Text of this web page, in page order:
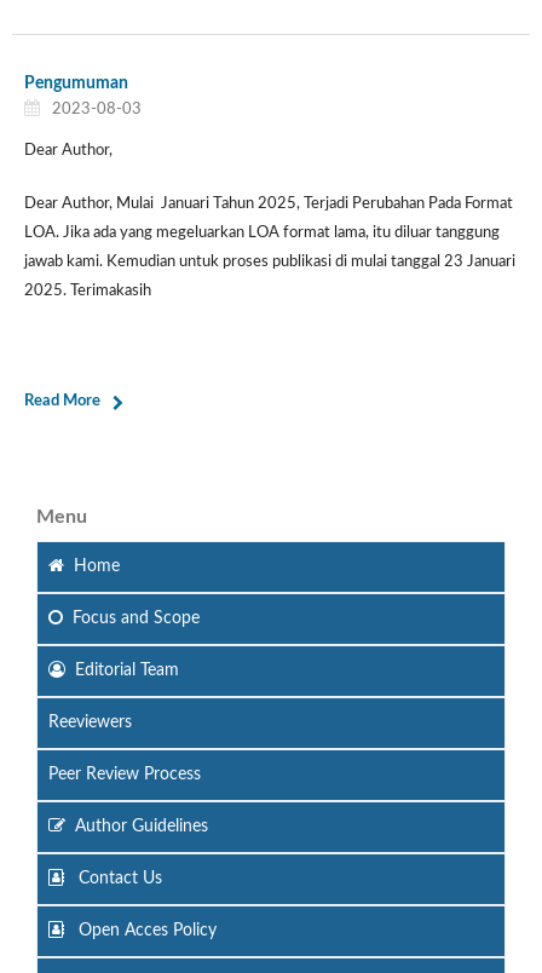
Pengumuman
2023-08-03
Dear Author,
Dear Author, Mulai Januari Tahun 2025, Terjadi Perubahan Pada Format
LOA. Jika ada yang megeluarkan LOA format lama, itu diluar tanggung
jawab kami. Kemudian untuk proses publikasi di mulai tanggal 23 Januari
2025. Terimakasih
Read More
Menu
Home
Focus and Scope
Editorial Team
Reeviewers
Peer Review Process
Author Guidelines
Contact Us
Open Acces Policy